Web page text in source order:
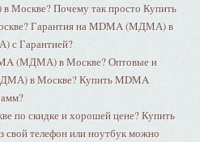
Почему так просто Купить
Гарантия на MDMA (МДМА) в
с Гарантией?
(МДМА) в Москве? Оптовые и
в Москве? Купить MDMA
скидке и хорошей цене? Купить
телефон или ноутбук можно